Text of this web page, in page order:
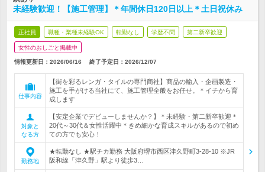
未経験歓迎！【施工管理】＊年間休日120日以上＊土日祝休み
正社員 職種・業種未経験OK 転勤なし 学歴不問 第二新卒歓迎
女性のおしごと掲載中
情報更新日：2026/06/16 終了予定日： 2026/12/07
仕事内容
【街を彩るレンガ・タイルの専門商社】商品の輸入・企画製造・
施工を手がける当社にて、施工管理全般をお任せ。＊イチから育
成します
対象と
なる方
【安定企業でデビューしませんか？】＊未経験・第二新卒歓迎＊
20代～30代＆女性活躍中＊きめ細かな育成スキルがあるので初め
ての方でも安心！
勤務地
★転勤なし ★駅チカ勤務 大阪府堺市西区津久野町3-28-10 ※JR
阪和線「津久野」駅より徒歩3…